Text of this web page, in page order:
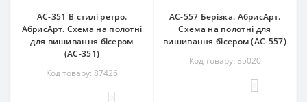
AC-351 В стилі ретро.
АбрисАрт. Схема на полотні
для вишивання бісером
(АС-351)
Код товару: 87426
AC-557 Берізка. АбрисАрт.
Схема на полотні для
вишивання бісером (АС-557)
Код товару: 85020